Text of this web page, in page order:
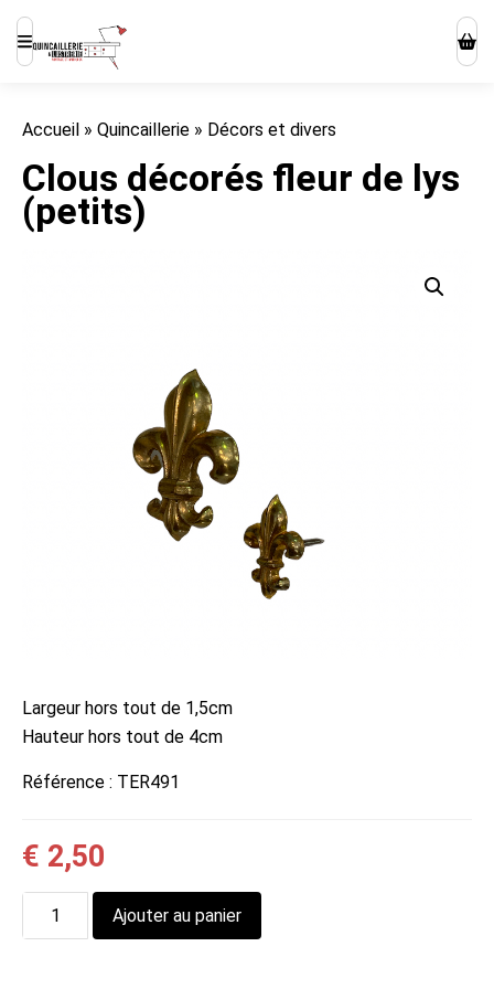
Accueil » Quincaillerie » Décors et divers
Clous décorés fleur de lys
(petits)
€ 2,50
Largeur hors tout de 1,5cm
Hauteur hors tout de 4cm
quantité
de
Ajouter au panier
Référence : TER491